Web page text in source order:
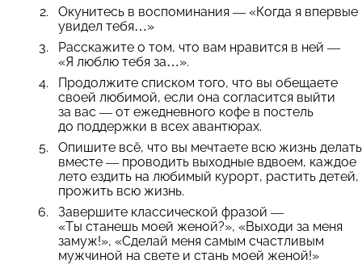
Окунитесь в воспоминания — «Когда я впервые
увидел тебя…»
Расскажите о том, что вам нравится в ней —
«Я люблю тебя за…».
Продолжите списком того, что вы обещаете
своей любимой, если она согласится выйти
за вас — от ежедневного кофе в постель
до поддержки в всех авантюрах.
Опишите всё, что вы мечтаете всю жизнь делать
вместе — проводить выходные вдвоем, каждое
лето ездить на любимый курорт, растить детей,
прожить всю жизнь.
Завершите классической фразой —
«Ты станешь моей женой?», «Выходи за меня
замуж!», «Сделай меня самым счастливым
мужчиной на свете и стань моей женой!»